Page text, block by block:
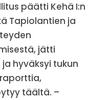
päätti Kehä I:n
Tapiolantien ja
jätti
hyväksyi tukun
täältä. –